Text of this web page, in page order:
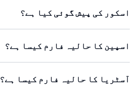
اسکور کی پیش گوئی کیا ہے؟
اسپین کا حالیہ فارم کیسا ہے؟
آسٹریا کا حالیہ فارم کیسا ہے؟